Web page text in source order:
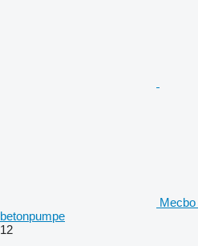
betonpumpe
12